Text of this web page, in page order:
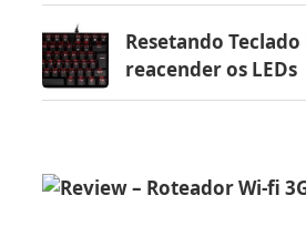
Resetando
reacender os LEDs